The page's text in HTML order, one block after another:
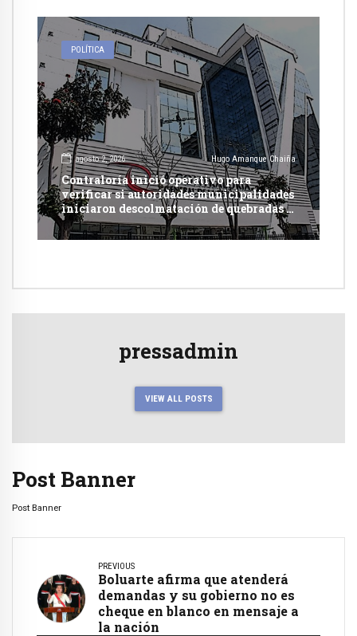
POLÍTICA
agosto 2, 2026 Hugo Amanque Chaiña
Contraloría inició operativo para
verificar si autoridades municipalidades
iniciaron descolmatación de quebradas y
ríos ante Fenómeno del Niño
pressadmin
VIEW ALL POSTS
Post Banner
Post Banner
PREVIOUS
Boluarte afirma que atenderá
demandas y su gobierno no es
cheque en blanco en mensaje a
la nación